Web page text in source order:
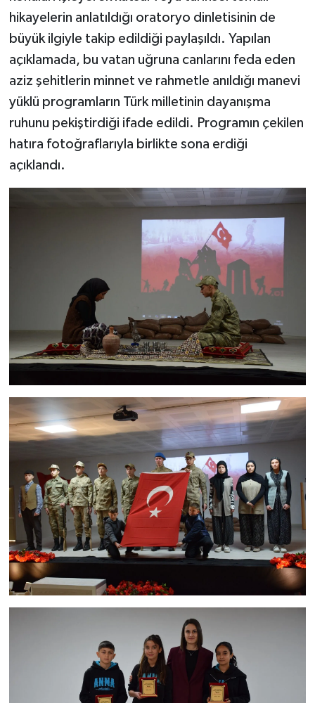
hikayelerin anlatıldığı oratoryo dinletisinin de
büyük ilgiyle takip edildiği paylaşıldı. Yapılan
açıklamada, bu vatan uğruna canlarını feda eden
aziz şehitlerin minnet ve rahmetle anıldığı manevi
yüklü programların Türk milletinin dayanışma
ruhunu pekiştirdiği ifade edildi. Programın çekilen
hatıra fotoğraflarıyla birlikte sona erdiği
açıklandı.